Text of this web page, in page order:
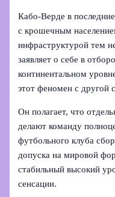
Кабо-Верде в
с крошечным
инфраструктурой тем
заявляет о себе в
континентальном
этот феномен с другой
Он полагает, что
делают команду
футбольного клуба
допуска на мировой
стабильный высокий
сенсации.